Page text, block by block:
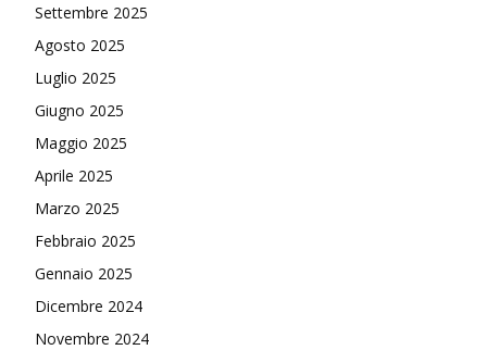
Settembre 2025
Agosto 2025
Luglio 2025
Giugno 2025
Maggio 2025
Aprile 2025
Marzo 2025
Febbraio 2025
Gennaio 2025
Dicembre 2024
Novembre 2024